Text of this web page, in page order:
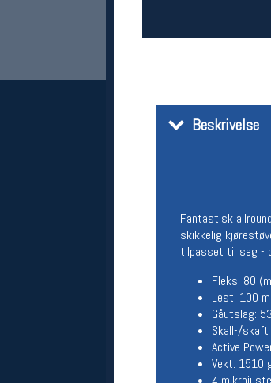
Beskrivelse
Fantastisk
skikkelig
tilpasset til seg -
Fleks: 80
Lest: 100
Gåutslag:
Skall-/skaft
Active
Vekt: 1510
0183 Oslo
Telefon: 23 32 62 00
(telefontid man-fredag
Kontakt oss
Åpningstider
Man-Fredag: